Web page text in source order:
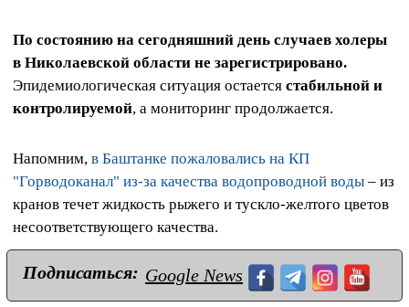
По состоянию на сегодняшний день случаев холеры
в Николаевской области не зарегистрировано.
Эпидемиологическая ситуация остается стабильной и
контролируемой, а мониторинг продолжается.
Напомним, в Баштанке пожаловались на КП
"Горводоканал" из-за качества водопроводной воды – из
кранов течет жидкость рыжего и тускло-желтого цветов
несоответствующего качества.
Подписаться: Google News